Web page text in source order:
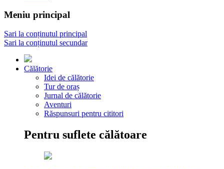
Meniu principal
Sari la conținutul principal
Sari la conținutul secundar
Călătorie
Idei de călătorie
Tur de oraș
Jurnal de călătorie
Aventuri
Răspunsuri pentru cititori
Pentru suflete călătoare